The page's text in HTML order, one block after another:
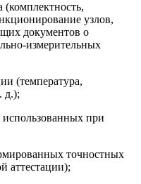
(комплектность,
узлов,
документов о
измерительных
(температура,
д.);
использованных при
точностных
аттестации);